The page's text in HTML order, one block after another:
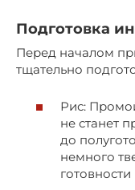
Подготовка
Перед началом
тщательно
Рис:
не станет
до
немного